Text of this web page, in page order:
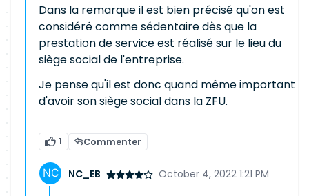
Dans la remarque il est bien précisé qu'on est
considéré comme sédentaire dès que la
prestation de service est réalisé sur le lieu du
siège social de l'entreprise.
Je pense qu'il est donc quand même important
d'avoir son siège social dans la ZFU.
1 Commenter
NC_EB October 4, 2022 1:21 PM